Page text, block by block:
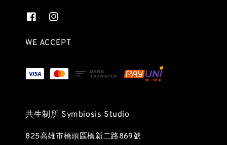
WE ACCEPT
共生制所 Symbiosis Studio
825高雄市橋頭區橋新二路869號